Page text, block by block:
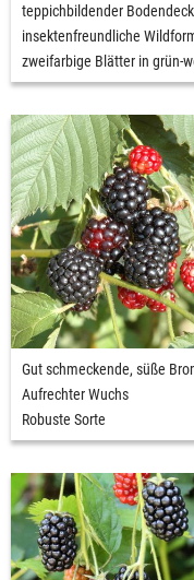
teppichbildender
insektenfreundliche
zweifarbige Blätter in grün-
Gut schmeckende, süße
Aufrechter Wuchs
Robuste Sorte